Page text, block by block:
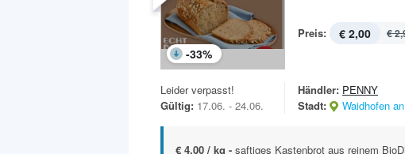
-33%
Preis: € 2,00 €
Leider verpasst!
Gültig: 17.06. - 24.06.
Händler: PENNY
Stadt:
Waidhofen
€ 4,00 / kg - saftiges Kastenbrot aus reinem